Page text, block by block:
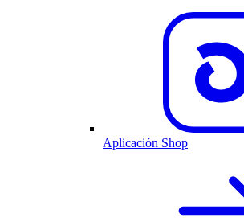
Aplicación Shop